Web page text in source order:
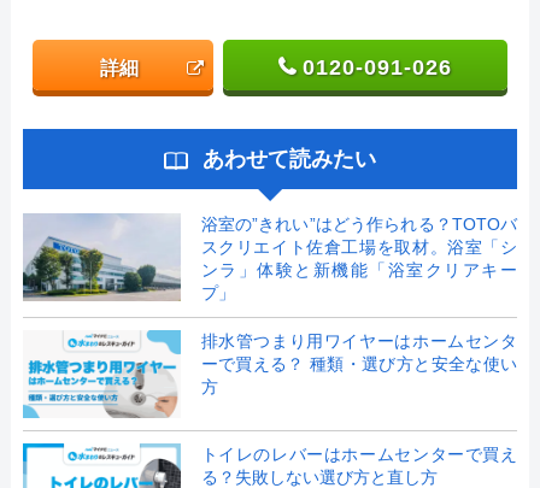
詳細 0120-091-026
あわせて読みたい
浴室の”きれい”はどう作られる？TOTOバ
スクリエイト佐倉工場を取材。浴室「シ
ンラ」体験と新機能「浴室クリアキー
プ」
排水管つまり用ワイヤーはホームセンタ
ーで買える？ 種類・選び方と安全な使い
方
トイレのレバーはホームセンターで買え
る？失敗しない選び方と直し方